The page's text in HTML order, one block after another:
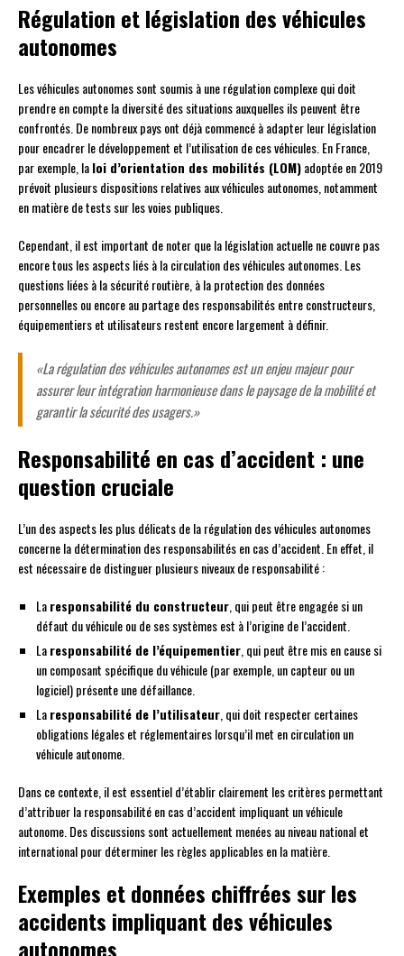
Régulation et législation des véhicules
autonomes
Les véhicules autonomes sont soumis à une régulation complexe qui doit
prendre en compte la diversité des situations auxquelles ils peuvent être
confrontés. De nombreux pays ont déjà commencé à adapter leur législation
pour encadrer le développement et l’utilisation de ces véhicules. En France,
par exemple, laloi d’orientation des mobilités (LOM)adoptée en 2019
prévoit plusieurs dispositions relatives aux véhicules autonomes, notamment
en matière de tests sur les voies publiques.
Cependant, il est important de noter que la législation actuelle ne couvre pas
encore tous les aspects liés à la circulation des véhicules autonomes. Les
questions liées à la sécurité routière, à la protection des données
personnelles ou encore au partage des responsabilités entre constructeurs,
équipementiers et utilisateurs restent encore largement à définir.
«La régulation des véhicules autonomes est un enjeu majeur pour
assurer leur intégration harmonieuse dans le paysage de la mobilité et
garantir la sécurité des usagers.»
Responsabilité en cas d’accident : une
question cruciale
L’un des aspects les plus délicats de la régulation des véhicules autonomes
concerne la détermination des responsabilités en cas d’accident. En effet, il
est nécessaire de distinguer plusieurs niveaux de responsabilité :
Laresponsabilité du constructeur , qui peut être engagée si un
défaut du véhicule ou de ses systèmes est à l’origine de l’accident.
Laresponsabilité de l’équipementier , qui peut être mis en cause si
un composant spécifique du véhicule (par exemple, un capteur ou un
logiciel) présente une défaillance.
Laresponsabilité de l’utilisateur , qui doit respecter certaines
obligations légales et réglementaires lorsqu’il met en circulation un
véhicule autonome.
Dans ce contexte, il est essentiel d’établir clairement les critères permettant
d’attribuer la responsabilité en cas d’accident impliquant un véhicule
autonome. Des discussions sont actuellement menées au niveau national et
international pour déterminer les règles applicables en la matière.
Exemples et données chiffrées sur les
accidents impliquant des véhicules
autonomes